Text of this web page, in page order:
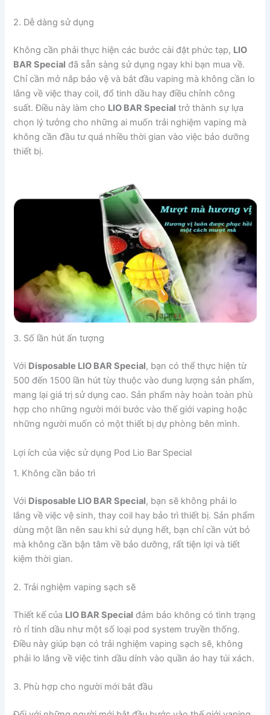
2. Dễ dàng sử dụng
Không cần phải thực hiện các bước cài đặt phức tạp, LIO
BAR Special đã sẵn sàng sử dụng ngay khi bạn mua về.
Chỉ cần mở nắp bảo vệ và bắt đầu vaping mà không cần lo
lắng về việc thay coil, đổ tinh dầu hay điều chỉnh công
suất. Điều này làm cho LIO BAR Special trở thành sự lựa
chọn lý tưởng cho những ai muốn trải nghiệm vaping mà
không cần đầu tư quá nhiều thời gian vào việc bảo dưỡng
thiết bị.
3. Số lần hút ấn tượng
Với Disposable LIO BAR Special, bạn có thể thực hiện từ
500 đến 1500 lần hút tùy thuộc vào dung lượng sản phẩm,
mang lại giá trị sử dụng cao. Sản phẩm này hoàn toàn phù
hợp cho những người mới bước vào thế giới vaping hoặc
những người muốn có một thiết bị dự phòng bên mình.
Lợi ích của việc sử dụng Pod Lio Bar Special
1. Không cần bảo trì
Với Disposable LIO BAR Special, bạn sẽ không phải lo
lắng về việc vệ sinh, thay coil hay bảo trì thiết bị. Sản phẩm
dùng một lần nên sau khi sử dụng hết, bạn chỉ cần vứt bỏ
mà không cần bận tâm về bảo dưỡng, rất tiện lợi và tiết
kiệm thời gian.
2. Trải nghiệm vaping sạch sẽ
Thiết kế của LIO BAR Special đảm bảo không có tình trạng
rò rỉ tinh dầu như một số loại pod system truyền thống.
Điều này giúp bạn có trải nghiệm vaping sạch sẽ, không
phải lo lắng về việc tinh dầu dính vào quần áo hay túi xách.
3. Phù hợp cho người mới bắt đầu